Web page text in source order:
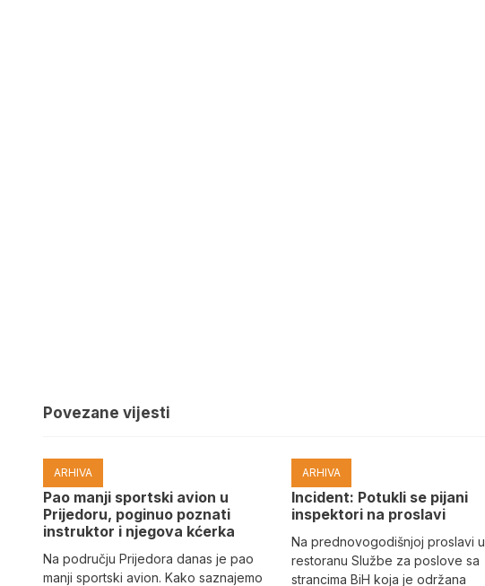
Povezane vijesti
ARHIVA
Pao manji sportski avion u
Prijedoru, poginuo poznati
instruktor i njegova kćerka
Na području Prijedora danas je pao
manji sportski avion. Kako saznajemo
ARHIVA
Incident: Potukli se pijani
inspektori na proslavi
Na prednovogodišnjoj proslavi u
restoranu Službe za poslove sa
strancima BiH koja je održana